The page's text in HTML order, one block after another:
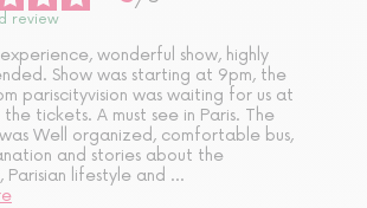
review
wonderful show, highly
Show was starting at 9pm, the
pariscityvision was waiting for us at
tickets. A must see in Paris. The
Well organized, comfortable bus,
and stories about the
Parisian lifestyle and ...